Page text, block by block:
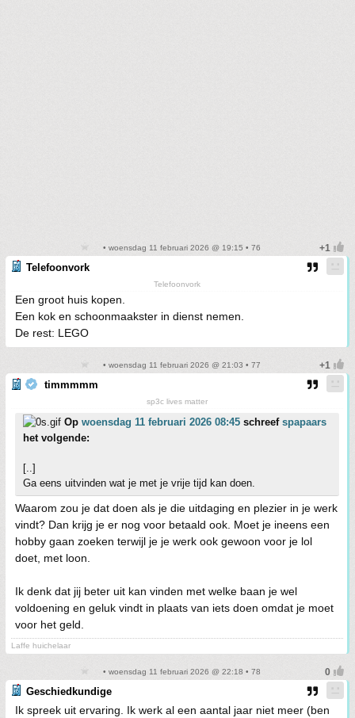
• woensdag 11 februari 2026 @ 19:15 • 76
Telefoonvork
Telefoonvork
Een groot huis kopen.
Een kok en schoonmaakster in dienst nemen.
De rest: LEGO
• woensdag 11 februari 2026 @ 21:03 • 77
timmmmm
sp3c lives matter
Op woensdag 11 februari 2026 08:45 schreef spapaars
het volgende:
[..]
Ga eens uitvinden wat je met je vrije tijd kan doen.
Waarom zou je dat doen als je die uitdaging en plezier in je werk
vindt? Dan krijg je er nog voor betaald ook. Moet je ineens een
hobby gaan zoeken terwijl je je werk ook gewoon voor je lol
doet, met loon.
Ik denk dat jij beter uit kan vinden met welke baan je wel
voldoening en geluk vindt in plaats van iets doen omdat je moet
voor het geld.
Laffe huichelaar
• woensdag 11 februari 2026 @ 22:18 • 78
Geschiedkundige
Ik spreek uit ervaring. Ik werk al een aantal jaar niet meer (ben